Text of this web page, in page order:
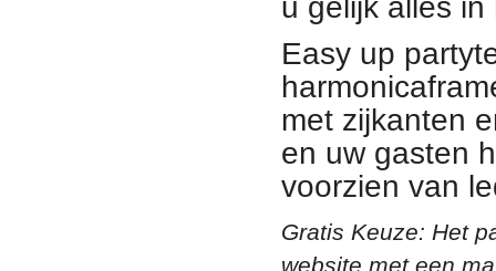
Easy up
met zijkanten
en uw gasten
voorzien van
Gratis Keuze: Het
website met een